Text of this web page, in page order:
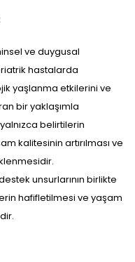
ve duygusal
hastalarda
yaşlanma etkilerini ve
bir yaklaşımla
belirtilerin
kalitesinin artırılması ve
unsurlarının birlikte
hafifletilmesi ve yaşam